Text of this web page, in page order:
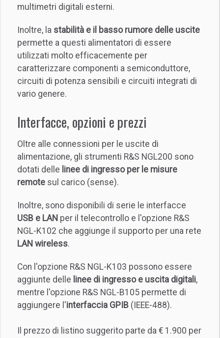
multimetri digitali esterni.
Inoltre, la stabilità e il basso rumore delle uscite
permette a questi alimentatori di essere
utilizzati molto efficacemente per
caratterizzare componenti a semiconduttore,
circuiti di potenza sensibili e circuiti integrati di
vario genere.
Interfacce, opzioni e prezzi
Oltre alle connessioni per le uscite di
alimentazione, gli strumenti R&S NGL200 sono
dotati delle linee di ingresso per le misure
remote sul carico (sense).
Inoltre, sono disponibili di serie le interfacce
USB e LAN per il telecontrollo e l'opzione R&S
NGL-K102 che aggiunge il supporto per una rete
LAN wireless.
Con l'opzione R&S NGL-K103 possono essere
aggiunte delle linee di ingresso e uscita digitali,
mentre l'opzione R&S NGL-B105 permette di
aggiungere l'interfaccia GPIB (IEEE-488).
Il prezzo di listino suggerito parte da € 1.900 per